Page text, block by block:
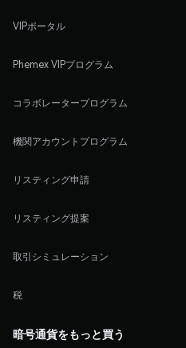
VIPポータル
Phemex VIPプログラム
コラボレータープログラム
機関アカウントプログラム
リスティング申請
リスティング提案
取引シミュレーション
税
暗号通貨をもっと買う